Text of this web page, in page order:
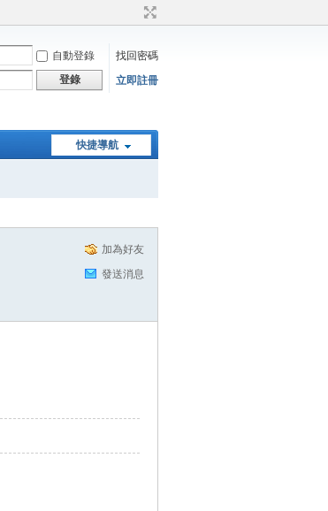
自動登錄
找回密碼
登錄 立即註冊
快捷導航
加為好友
發送消息